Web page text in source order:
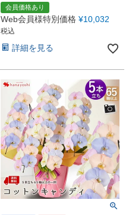
会員価格あり
Web会員様特別価格 ¥10,032
税込
詳細を見る